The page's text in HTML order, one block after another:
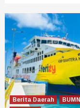
Berita Daerah
BUMN